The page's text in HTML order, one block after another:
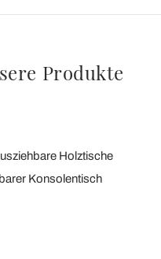
Produkte
Holztische
Konsolentisch